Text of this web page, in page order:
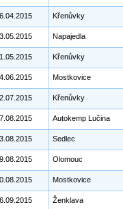
Křenůvky
Napajedla
Křenůvky
Mostkovice
Křenůvky
Autokemp Lučina
Sedlec
Olomouc
Mostkovice
Ženklava